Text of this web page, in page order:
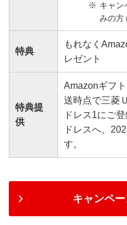
カードを手
Apple Pay
本設定方法は三菱ＵＦＪ-
デビットの両方対応
PASMOアプリで「
ください
キャン
みの方
特典
もれなく
レゼント
特典提
供
Amazonギフ
送時点で三菱
ドレス1にご
ドレスへ、
す。
キャンペ